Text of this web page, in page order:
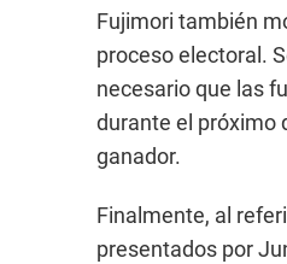
Fujimori también
proceso electoral.
necesario que las
durante el próximo
ganador.
Finalmente, al
presentados por